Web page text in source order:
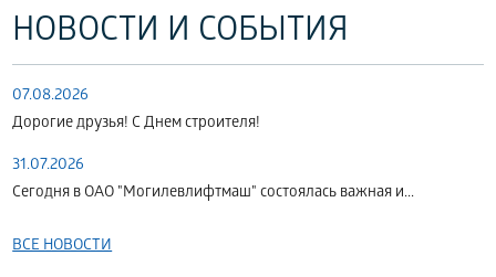
НОВОСТИ И СОБЫТИЯ
07.08.2026
Дорогие друзья! С Днем строителя!
31.07.2026
Сегодня в ОАО "Могилевлифтмаш" состоялась важная и...
ВСЕ НОВОСТИ